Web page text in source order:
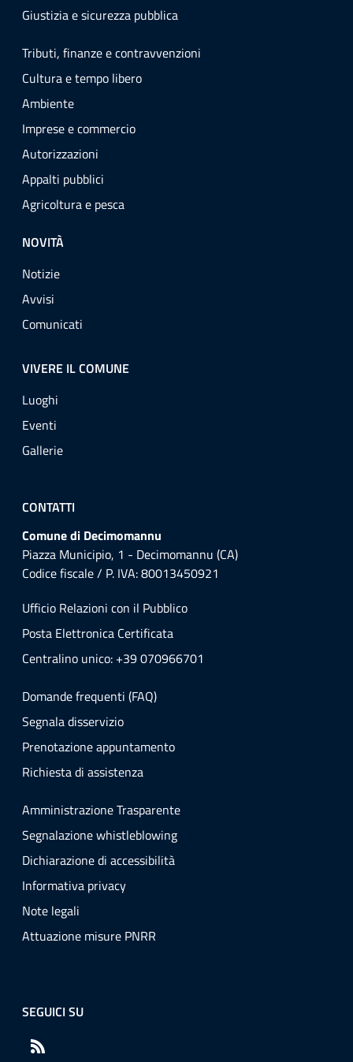
Giustizia e sicurezza pubblica
Tributi, finanze e contravvenzioni
Cultura e tempo libero
Ambiente
Imprese e commercio
Autorizzazioni
Appalti pubblici
Agricoltura e pesca
NOVITÀ
Notizie
Avvisi
Comunicati
VIVERE IL COMUNE
Luoghi
Eventi
Gallerie
CONTATTI
Comune di Decimomannu
Piazza Municipio, 1 - Decimomannu (CA)
Codice fiscale / P. IVA: 80013450921
Ufficio Relazioni con il Pubblico
Posta Elettronica Certificata
Centralino unico: +39 070966701
Domande frequenti (FAQ)
Segnala disservizio
Prenotazione appuntamento
Richiesta di assistenza
Amministrazione Trasparente
Segnalazione whistleblowing
Dichiarazione di accessibilità
Informativa privacy
Note legali
Attuazione misure PNRR
SEGUICI SU